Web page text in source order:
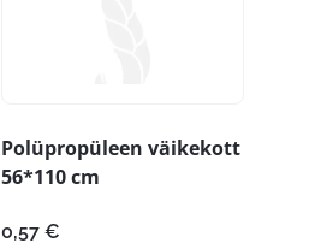
Polüpropüleen väikekott
56*110 cm
0,57 €